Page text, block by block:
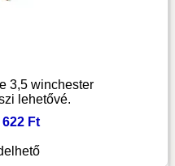
3,5 winchester
lehetővé.
Ft